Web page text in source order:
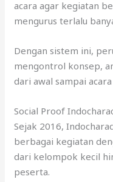
acara agar kegiatan
mengurus terlalu
Dengan sistem ini,
mengontrol konsep,
dari awal sampai acara
Social Proof
Sejak 2016,
berbagai kegiatan
dari kelompok kecil
peserta.